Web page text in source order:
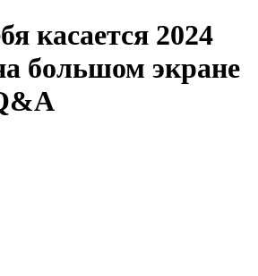
касается 2024
большом экране